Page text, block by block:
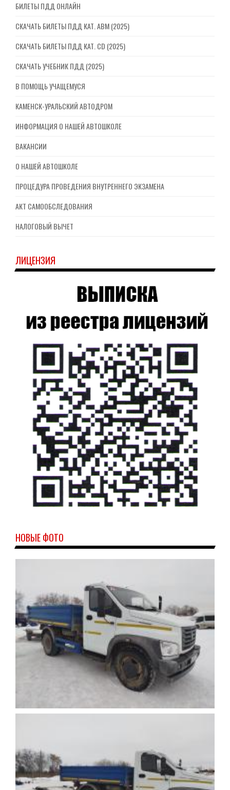
БИЛЕТЫ ПДД ОНЛАЙН
СКАЧАТЬ БИЛЕТЫ ПДД КАТ. ABM (2025)
СКАЧАТЬ БИЛЕТЫ ПДД КАТ. CD (2025)
СКАЧАТЬ УЧЕБНИК ПДД (2025)
В ПОМОЩЬ УЧАЩЕМУСЯ
КАМЕНСК-УРАЛЬСКИЙ АВТОДРОМ
ИНФОРМАЦИЯ О НАШЕЙ АВТОШКОЛЕ
ВАКАНСИИ
О НАШЕЙ АВТОШКОЛЕ
ПРОЦЕДУРА ПРОВЕДЕНИЯ ВНУТРЕННЕГО ЭКЗАМЕНА
АКТ САМООБСЛЕДОВАНИЯ
НАЛОГОВЫЙ ВЫЧЕТ
ЛИЦЕНЗИЯ
НОВЫЕ ФОТО